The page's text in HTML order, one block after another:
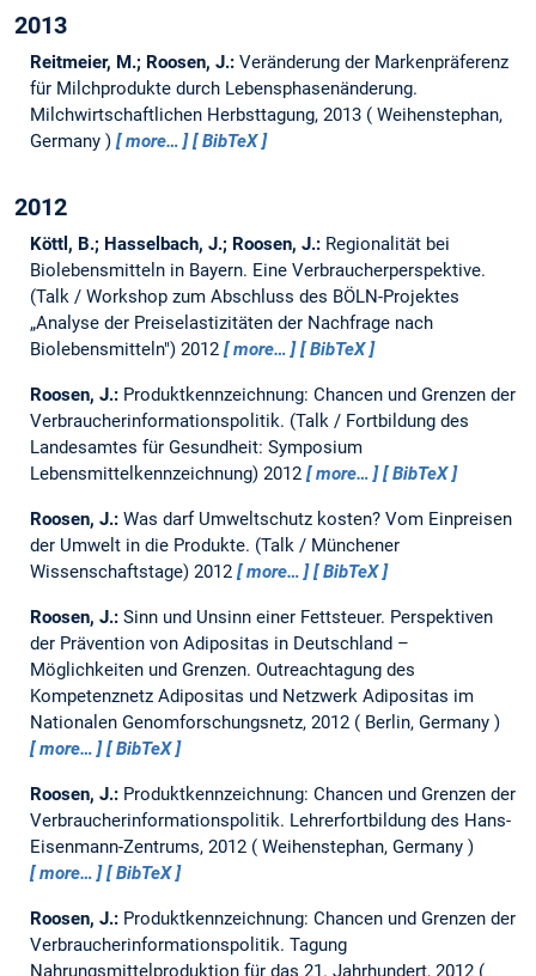
2013
Reitmeier, M.; Roosen, J.: Veränderung der Markenpräferenz
für Milchprodukte durch Lebensphasenänderung.
Milchwirtschaftlichen Herbsttagung, 2013
Weihenstephan,
Germany
more… BibTeX
2012
Köttl, B.; Hasselbach, J.; Roosen, J.: Regionalität bei
Biolebensmitteln in Bayern. Eine Verbraucherperspektive.
(Talk / Workshop zum Abschluss des BÖLN-Projektes
„Analyse der Preiselastizitäten der Nachfrage nach
Biolebensmitteln") 2012
more… BibTeX
Roosen, J.: Produktkennzeichnung: Chancen und Grenzen der
Verbraucherinformationspolitik. (Talk / Fortbildung des
Landesamtes für Gesundheit: Symposium
Lebensmittelkennzeichnung) 2012
more… BibTeX
Roosen, J.: Was darf Umweltschutz kosten? Vom Einpreisen
der Umwelt in die Produkte. (Talk / Münchener
Wissenschaftstage) 2012
more… BibTeX
Roosen, J.: Sinn und Unsinn einer Fettsteuer. Perspektiven
der Prävention von Adipositas in Deutschland –
Möglichkeiten und Grenzen. Outreachtagung des
Kompetenznetz Adipositas und Netzwerk Adipositas im
Nationalen Genomforschungsnetz, 2012
Berlin, Germany
more…
BibTeX
Roosen, J.: Produktkennzeichnung: Chancen und Grenzen der
Verbraucherinformationspolitik. Lehrerfortbildung des Hans-
Eisenmann-Zentrums, 2012
Weihenstephan, Germany
more…
BibTeX
Roosen, J.: Produktkennzeichnung: Chancen und Grenzen der
Verbraucherinformationspolitik. Tagung
Nahrungsmittelproduktion für das 21. Jahrhundert, 2012